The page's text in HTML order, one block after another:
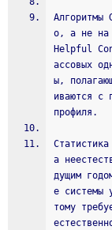
Алгоритмы
о, а не на
Helpful
ассовых
ы,
иваются с
профиля.
Статистика
а
дущим
е системы
тому